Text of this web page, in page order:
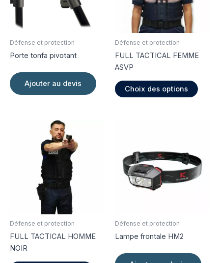
Défense et protection
Porte tonfa pivotant
Ajouter au devis
Défense et protection
FULL TACTICAL FEMME
ASVP
Choix des options
être
Défense et protection
FULL TACTICAL HOMME
NOIR
Défense et protection
Lampe frontale HM2